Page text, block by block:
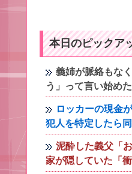
本日のピックア
義姉が脈絡もな
う」って言い始め
ロッカーの現金
犯人を特定したら
泥酔した義父「
家が隠していた「